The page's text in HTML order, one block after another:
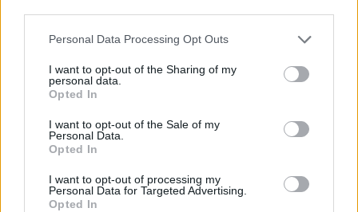
Personal Data Processing Opt Outs
I want to opt-out of the Sharing of my
personal data.
Opted In
I want to opt-out of the Sale of my
Personal Data.
Opted In
I want to opt-out of processing my
Personal Data for Targeted Advertising.
Opted In
Sedlčansko
Obděnice vzpomínaly na filmovou
legendu
Dnes se v Příbrami otevře výstava
Rovnováha života. Vernisáž nabídne
Festival hudby na zámku Dobříš sází na